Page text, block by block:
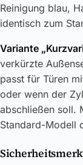
Reinigung blau,
identisch zum
Variante
verkürzte
passt für Türen
oder wenn der
abschließen soll.
Standard-Modell